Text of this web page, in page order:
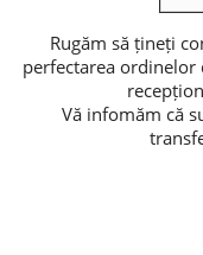
Rugăm să țineți
perfectarea ordinelor
Vă infomăm că